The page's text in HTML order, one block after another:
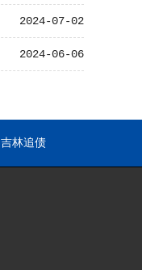
2024-07-02
2024-06-06
吉林追债